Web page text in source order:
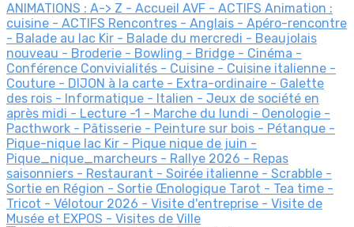
ANIMATIONS : A-> Z - Accueil AVF - ACTIFS Animation :
cuisine - ACTIFS Rencontres - Anglais - Apéro-rencontre
- Balade au lac Kir - Balade du mercredi - Beaujolais
nouveau - Broderie - Bowling - Bridge - Cinéma -
Conférence Convivialités - Cuisine - Cuisine italienne -
Couture - DIJON à la carte - Extra-ordinaire - Galette
des rois - Informatique - Italien - Jeux de société en
après midi - Lecture -1 - Marche du lundi - Oenologie -
Pacthwork - Pâtisserie - Peinture sur bois - Pétanque -
Pique-nique lac Kir - Pique nique de juin -
Pique_nique_marcheurs - Rallye 2026 - Repas
saisonniers - Restaurant - Soirée italienne - Scrabble -
Sortie en Région - Sortie Œnologique Tarot - Tea time -
Tricot - Vélotour 2026 - Visite d'entreprise - Visite de
Musée et EXPOS - Visites de Ville